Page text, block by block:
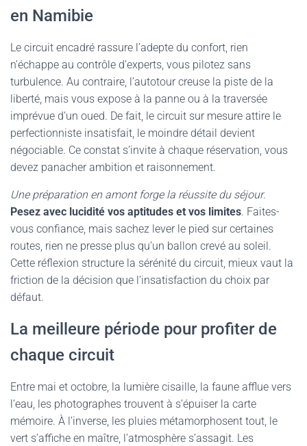
en Namibie
Le circuit encadré rassure l’adepte du confort, rien
n’échappe au contrôle d’experts, vous pilotez sans
turbulence. Au contraire, l’autotour creuse la piste de la
liberté, mais vous expose à la panne ou à la traversée
imprévue d’un oued. De fait, le circuit sur mesure attire le
perfectionniste insatisfait, le moindre détail devient
négociable. Ce constat s’invite à chaque réservation, vous
devez panacher ambition et raisonnement.
Une préparation en amont forge la réussite du séjour.
Pesez avec lucidité vos aptitudes et vos limites. Faites-
vous confiance, mais sachez lever le pied sur certaines
routes, rien ne presse plus qu’un ballon crevé au soleil.
Cette réflexion structure la sérénité du circuit, mieux vaut la
friction de la décision que l’insatisfaction du choix par
défaut.
La meilleure période pour profiter de
chaque circuit
Entre mai et octobre, la lumière cisaille, la faune afflue vers
l’eau, les photographes trouvent à s’épuiser la carte
mémoire. À l’inverse, les pluies métamorphosent tout, le
vert s’affiche en maître, l’atmosphère s’assagit. Les